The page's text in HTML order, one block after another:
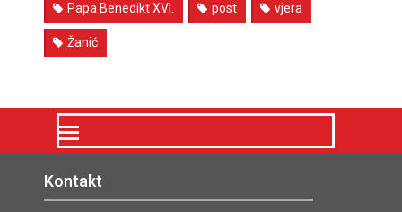
Papa Benedikt XVI. post vjera
Žanić
Kontakt